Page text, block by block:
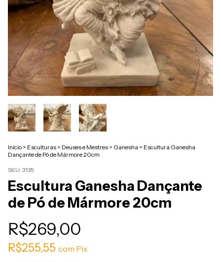
Início > Esculturas > Deuses e Mestres > Ganesha > Escultura Ganesha
Dançante de Pó de Mármore 20cm
SKU: 3135
Escultura Ganesha Dançante
de Pó de Mármore 20cm
R$269,00
R$255,55 com Pix